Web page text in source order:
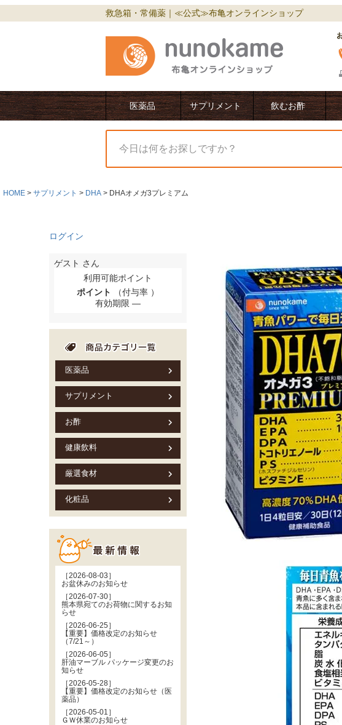
救急箱・常備薬｜≪公式≫布亀オンラインショップ
医薬品 サプリメント 飲むお酢
HOME サプリメント DHA DHAオメガ3プレミアム
ログイン
ゲスト さん
利用可能ポイント
ポイント
（付与率 ）
有効期限
医薬品
サプリメント
お酢
健康飲料
厳選食材
化粧品
［2026-08-03］
お盆休みのお知らせ
［2026-07-30］
熊本県宛てのお荷物に関するお知
らせ
［2026-06-25］
【重要】価格改定のお知らせ
（7/21～）
［2026-06-05］
肝油マーブル パッケージ変更のお
知らせ
［2026-05-28］
【重要】価格改定のお知らせ（医
薬品）
［2026-05-01］
ＧＷ休業のお知らせ